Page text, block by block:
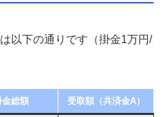
以下の通りです（掛金1万円/
金総額 受取額（共済金A）